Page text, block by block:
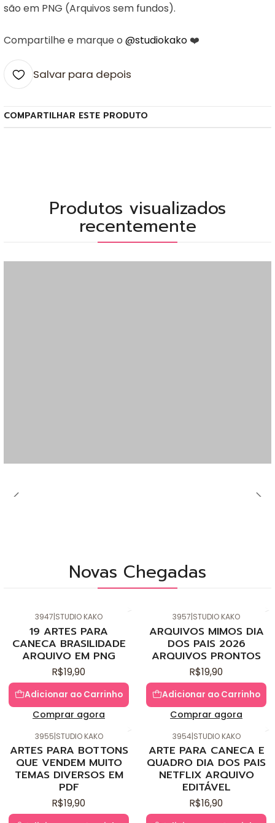
são em PNG (Arquivos sem fundos).
Compartilhe e marque o @studiokako ❤️
Salvar para depois
COMPARTILHAR ESTE PRODUTO
Produtos visualizados
recentemente
Novas Chegadas
3947|STUDIO KAKO
19 ARTES PARA
CANECA BRASILIDADE
ARQUIVO EM PNG
R$19,90
Adicionar ao Carrinho
Comprar agora
3957|STUDIO KAKO
ARQUIVOS MIMOS DIA
DOS PAIS 2026
ARQUIVOS PRONTOS
R$19,90
Adicionar ao Carrinho
Comprar agora
3955|STUDIO KAKO
ARTES PARA BOTTONS
QUE VENDEM MUITO
TEMAS DIVERSOS EM
PDF
R$19,90
3954|STUDIO KAKO
ARTE PARA CANECA E
QUADRO DIA DOS PAIS
NETFLIX ARQUIVO
EDITÁVEL
R$16,90